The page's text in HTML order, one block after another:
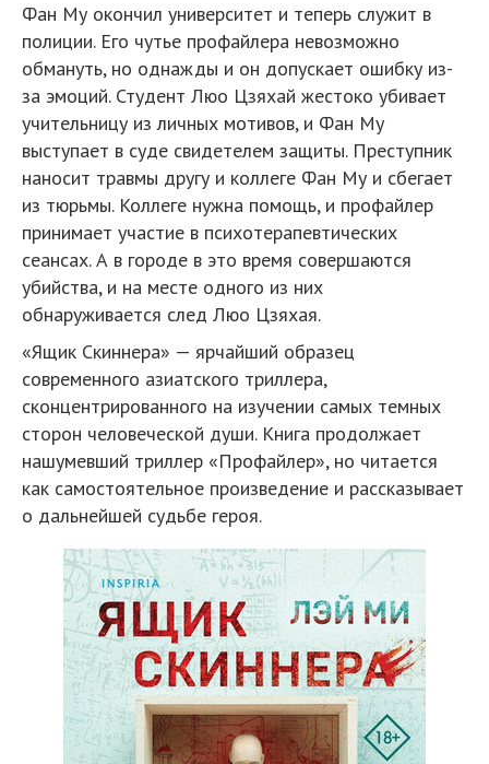
Фан Му окончил университет и теперь служит в
полиции. Его чутье профайлера невозможно
обмануть, но однажды и он допускает ошибку из-
за эмоций. Студент Люо Цзяхай жестоко убивает
учительницу из личных мотивов, и Фан Му
выступает в суде свидетелем защиты. Преступник
наносит травмы другу и коллеге Фан Му и сбегает
из тюрьмы. Коллеге нужна помощь, и профайлер
принимает участие в психотерапевтических
сеансах. А в городе в это время совершаются
убийства, и на месте одного из них
обнаруживается след Люо Цзяхая.
«Ящик Скиннера» — ярчайший образец
современного азиатского триллера,
сконцентрированного на изучении самых темных
сторон человеческой души. Книга продолжает
нашумевший триллер «Профайлер», но читается
как самостоятельное произведение и рассказывает
о дальнейшей судьбе героя.